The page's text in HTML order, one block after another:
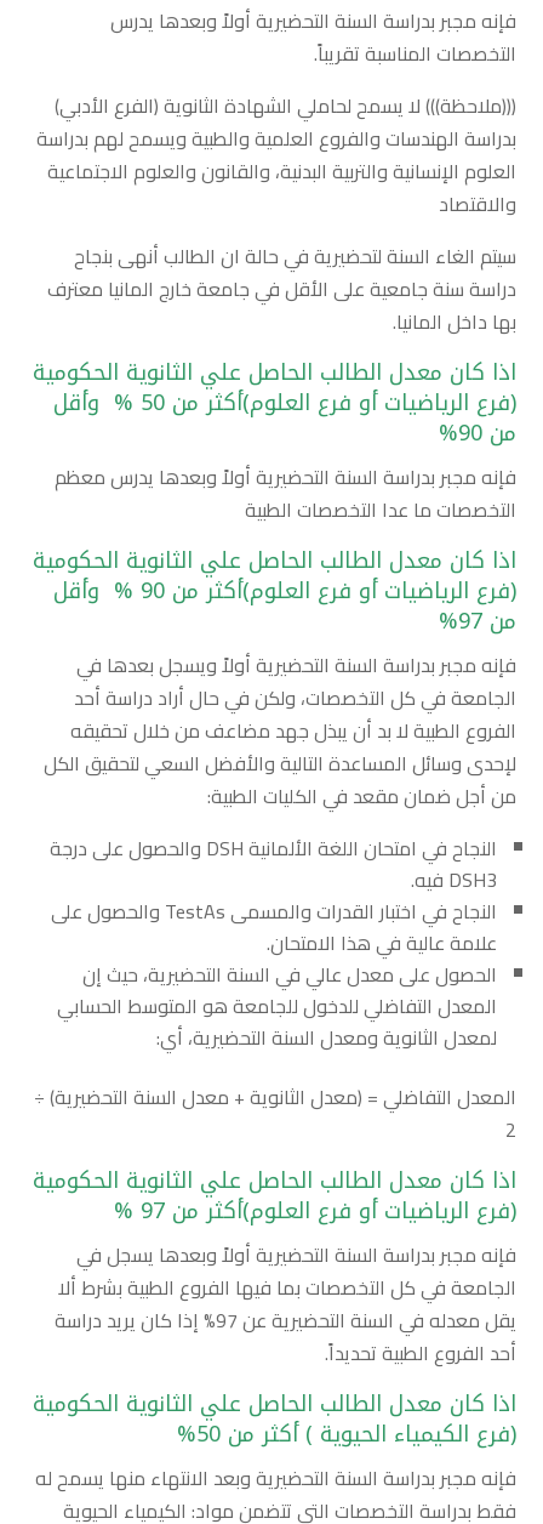
فإنه مجبر بدراسة السنة التحضيرية أولاً وبعدها يدرس
التخصصات المناسبة تقريباً.
(((ملاحظة))) لا يسمح لحاملي الشهادة الثانوية (الفرع الأدبي)
بدراسة الهندسات والفروع العلمية والطبية ويسمح لهم بدراسة
العلوم الإنسانية والتربية البدنية، والقانون والعلوم الاجتماعية
والاقتصاد
سيتم الغاء السنة لتحضيرية في حالة ان الطالب أنهى بنجاح
دراسة سنة جامعية على الأقل في جامعة خارج المانيا معترف
بها داخل المانيا.
اذا كان معدل الطالب الحاصل علي الثانوية الحكومية
(فرع الرياضيات أو فرع العلوم)أكثر من 50 % وأقل
من 90%
فإنه مجبر بدراسة السنة التحضيرية أولاً وبعدها يدرس معظم
التخصصات ما عدا التخصصات الطبية
اذا كان معدل الطالب الحاصل علي الثانوية الحكومية
(فرع الرياضيات أو فرع العلوم)أكثر من 90 % وأقل
من 97%
فإنه مجبر بدراسة السنة التحضيرية أولاً ويسجل بعدها في
الجامعة في كل التخصصات، ولكن في حال أراد دراسة أحد
الفروع الطبية لا بد أن يبذل جهد مضاعف من خلال تحقيقه
لإحدى وسائل المساعدة التالية والأفضل السعي لتحقيق الكل
من أجل ضمان مقعد في الكليات الطبية:
النجاح في امتحان اللغة الألمانية DSH والحصول على درجة
DSH3 فيه.
النجاح في اختبار القدرات والمسمى TestAs والحصول على
علامة عالية في هذا الامتحان.
الحصول على معدل عالي في السنة التحضيرية، حيث إن
المعدل التفاضلي للدخول للجامعة هو المتوسط الحسابي
لمعدل الثانوية ومعدل السنة التحضيرية، أي:
المعدل التفاضلي = (معدل الثانوية + معدل السنة التحضيرية) ÷
2
اذا كان معدل الطالب الحاصل علي الثانوية الحكومية
(فرع الرياضيات أو فرع العلوم)أكثر من 97 %
فإنه مجبر بدراسة السنة التحضيرية أولاً وبعدها يسجل في
الجامعة في كل التخصصات بما فيها الفروع الطبية بشرط ألا
يقل معدله في السنة التحضيرية عن 97% إذا كان يريد دراسة
أحد الفروع الطبية تحديداً.
اذا كان معدل الطالب الحاصل علي الثانوية الحكومية
(فرع الكيمياء الحيوية ) أكثر من 50%
فإنه مجبر بدراسة السنة التحضيرية وبعد الانتهاء منها يسمح له
فقط بدراسة التخصصات التي تتضمن مواد: الكيمياء الحيوية